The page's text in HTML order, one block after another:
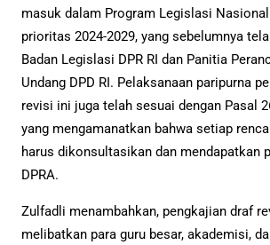
masuk dalam Program Legislasi
prioritas 2024-2029, yang sebelumnya
Badan Legislasi DPR RI dan Panitia
Undang DPD RI. Pelaksanaan paripurna
revisi ini juga telah sesuai dengan Pasal
yang mengamanatkan bahwa setiap
harus dikonsultasikan dan mendapatkan
DPRA.
Zulfadli menambahkan, pengkajian draf
melibatkan para guru besar, akademisi,